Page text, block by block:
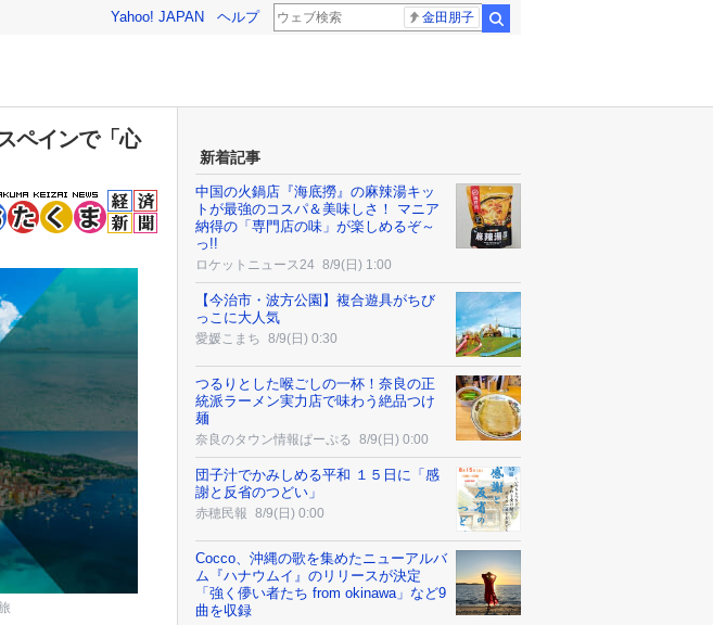
Yahoo! JAPAN ヘルプ 金田朋子
ペインで「心
新着記事
中国の火鍋店『海底撈』の麻辣湯キッ
トが最強のコスパ＆美味しさ！ マニア
納得の「専門店の味」が楽しめるぞ～
っ!!
ロケットニュース24 8/9(日) 1:00
【今治市・波方公園】複合遊具がちび
っこに大人気
愛媛こまち 8/9(日) 0:30
つるりとした喉ごしの一杯！奈良の正
統派ラーメン実力店で味わう絶品つけ
麺
奈良のタウン情報ぱーぷる 8/9(日) 0:00
団子汁でかみしめる平和 １５日に「感
謝と反省のつどい」
赤穂民報 8/9(日) 0:00
Cocco、沖縄の歌を集めたニューアルバ
ム『ハナウムイ』のリリースが決定
「強く儚い者たち from okinawa」など9
曲を収録